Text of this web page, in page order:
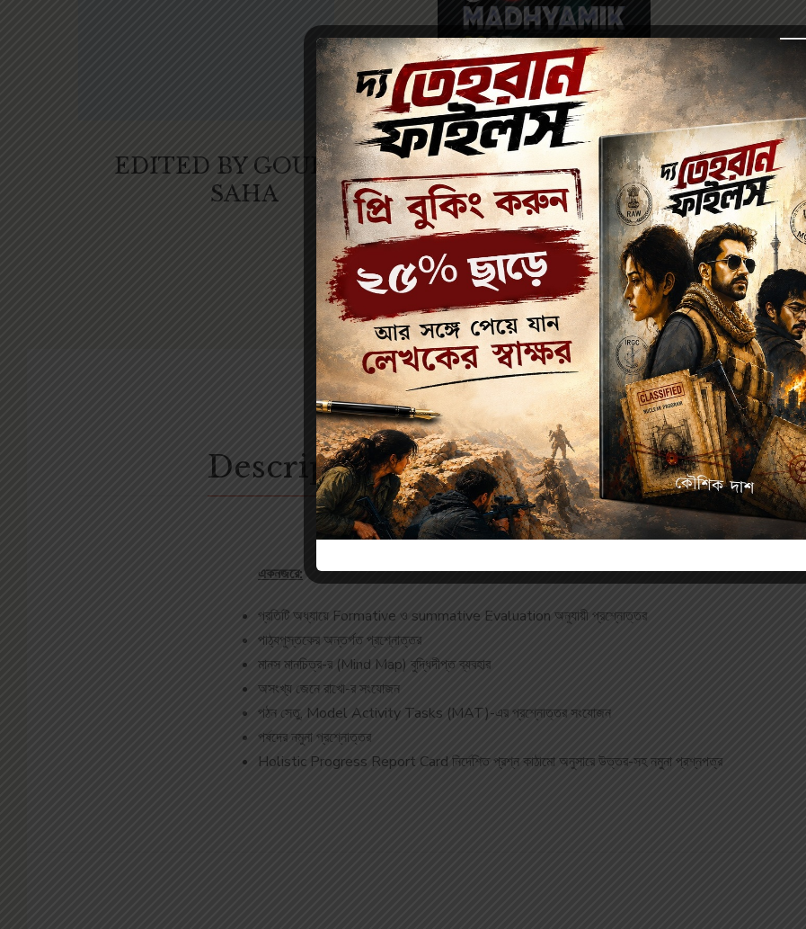
EDITED BY GOURDAS
SAHA
TARGET MADHYAMIK 2027
(ENGLISH VERSION) / टारगेट
माध्यमिक २०२७
Class 10
600.00 480.00
Description Additional information
একনজরে:
প্রতিটি অধ্যায়ে Formative ও summative Evaluation অনুযায়ী প্রশ্নোত্তর
পাঠ্যপুস্তকের অন্তর্গত প্রশ্নোত্তর
মানস মানচিত্র-র (Mind Map) বুদ্ধিদীপ্ত ব্যবহার
অসংখ্য জেনে রাখো-র সংযোজন
পঠন সেতু, Model Activity Tasks (MAT)-এর প্রশ্নোত্তর সংযোজন
পর্ষদের নমুনা প্রশ্নোত্তর
Holistic Progress Report Card নির্দেশিত প্রশ্ন কাঠামো অনুসারে উত্তর-সহ নমুনা প্রশ্নপত্র